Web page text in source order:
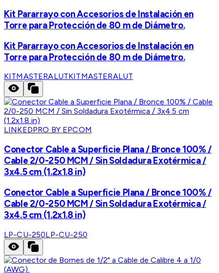
Kit Pararrayo con Accesorios de Instalación en
Torre para Protección de 80 m de Diámetro.
Kit Pararrayo con Accesorios de Instalación en
Torre para Protección de 80 m de Diámetro.
KITMASTERALUTKITMASTERALUT
LINKEDPRO BY EPCOM
Conector Cable a Superficie Plana / Bronce 100% /
Cable 2/0-250 MCM / Sin Soldadura Exotérmica /
3x4.5 cm (1.2x1.8 in)
Conector Cable a Superficie Plana / Bronce 100% /
Cable 2/0-250 MCM / Sin Soldadura Exotérmica /
3x4.5 cm (1.2x1.8 in)
LP-CU-250LP-CU-250